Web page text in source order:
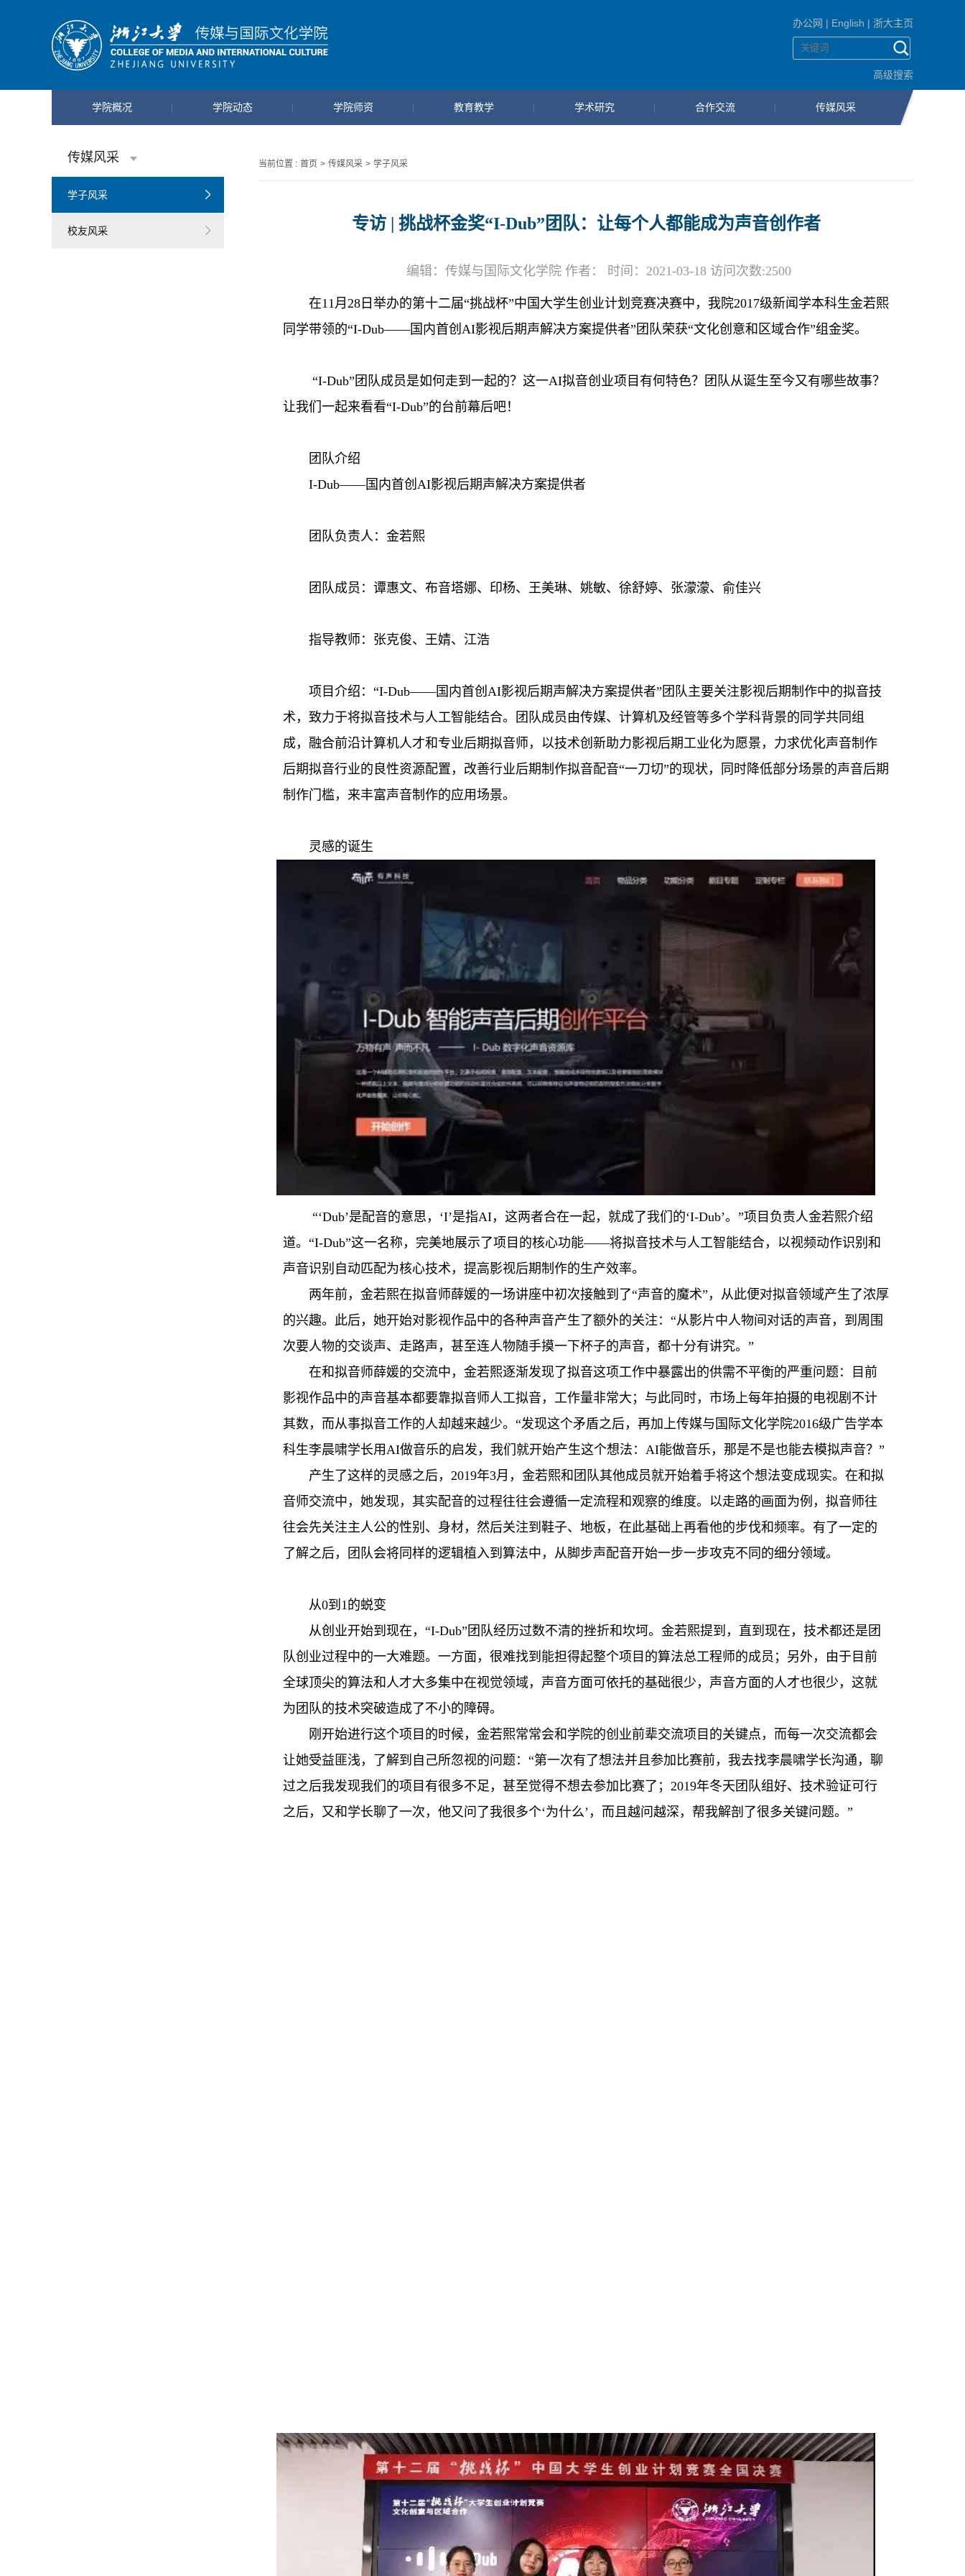
办公网 | English | 浙大主页
高级搜索
学院概况 学院动态 学院师资 教育教学 学术研究 合作交流 传媒风采
传媒风采
学子风采
校友风采
当前位置 : 首页 > 传媒风采 > 学子风采
专访 | 挑战杯金奖“I-Dub”团队：让每个人都能成为声音创作者
编辑：传媒与国际文化学院 作者： 时间：2021-03-18 访问次数:2500
在11月28日举办的第十二届“挑战杯”中国大学生创业计划竞赛决赛中，我院2017级新闻学本科生金若熙
同学带领的“I-Dub——国内首创AI影视后期声解决方案提供者”团队荣获“文化创意和区域合作”组金奖。
“I-Dub”团队成员是如何走到一起的？这一AI拟音创业项目有何特色？团队从诞生至今又有哪些故事？
让我们一起来看看“I-Dub”的台前幕后吧！
团队介绍
I-Dub——国内首创AI影视后期声解决方案提供者
团队负责人：金若熙
团队成员：谭惠文、布音塔娜、印杨、王美琳、姚敏、徐舒婷、张濛濛、俞佳兴
指导教师：张克俊、王婧、江浩
项目介绍：“I-Dub——国内首创AI影视后期声解决方案提供者”团队主要关注影视后期制作中的拟音技
术，致力于将拟音技术与人工智能结合。团队成员由传媒、计算机及经管等多个学科背景的同学共同组
成，融合前沿计算机人才和专业后期拟音师，以技术创新助力影视后期工业化为愿景，力求优化声音制作
后期拟音行业的良性资源配置，改善行业后期制作拟音配音“一刀切”的现状，同时降低部分场景的声音后期
制作门槛，来丰富声音制作的应用场景。
灵感的诞生
“‘Dub’是配音的意思，‘I’是指AI，这两者合在一起，就成了我们的‘I-Dub’。”项目负责人金若熙介绍
道。“I-Dub”这一名称，完美地展示了项目的核心功能——将拟音技术与人工智能结合，以视频动作识别和
声音识别自动匹配为核心技术，提高影视后期制作的生产效率。
两年前，金若熙在拟音师薛媛的一场讲座中初次接触到了“声音的魔术”，从此便对拟音领域产生了浓厚
的兴趣。此后，她开始对影视作品中的各种声音产生了额外的关注：“从影片中人物间对话的声音，到周围
次要人物的交谈声、走路声，甚至连人物随手摸一下杯子的声音，都十分有讲究。”
在和拟音师薛媛的交流中，金若熙逐渐发现了拟音这项工作中暴露出的供需不平衡的严重问题：目前
影视作品中的声音基本都要靠拟音师人工拟音，工作量非常大；与此同时，市场上每年拍摄的电视剧不计
其数，而从事拟音工作的人却越来越少。“发现这个矛盾之后，再加上传媒与国际文化学院2016级广告学本
科生李晨啸学长用AI做音乐的启发，我们就开始产生这个想法：AI能做音乐，那是不是也能去模拟声音？”
产生了这样的灵感之后，2019年3月，金若熙和团队其他成员就开始着手将这个想法变成现实。在和拟
音师交流中，她发现，其实配音的过程往往会遵循一定流程和观察的维度。以走路的画面为例，拟音师往
往会先关注主人公的性别、身材，然后关注到鞋子、地板，在此基础上再看他的步伐和频率。有了一定的
了解之后，团队会将同样的逻辑植入到算法中，从脚步声配音开始一步一步攻克不同的细分领域。
从0到1的蜕变
从创业开始到现在，“I-Dub”团队经历过数不清的挫折和坎坷。金若熙提到，直到现在，技术都还是团
队创业过程中的一大难题。一方面，很难找到能担得起整个项目的算法总工程师的成员；另外，由于目前
全球顶尖的算法和人才大多集中在视觉领域，声音方面可依托的基础很少，声音方面的人才也很少，这就
为团队的技术突破造成了不小的障碍。
刚开始进行这个项目的时候，金若熙常常会和学院的创业前辈交流项目的关键点，而每一次交流都会
让她受益匪浅，了解到自己所忽视的问题：“第一次有了想法并且参加比赛前，我去找李晨啸学长沟通，聊
过之后我发现我们的项目有很多不足，甚至觉得不想去参加比赛了；2019年冬天团队组好、技术验证可行
之后，又和学长聊了一次，他又问了我很多个‘为什么’，而且越问越深，帮我解剖了很多关键问题。”